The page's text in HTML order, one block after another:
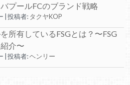
プールFCのブランド戦略
投稿者: タクヤKOP
所有しているFSGとは？〜FSG
介〜
投稿者:ヘンリー